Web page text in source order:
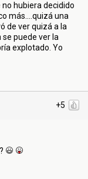
no hubiera decidido
más....quizá una
de ver quizá a la
puede ver la
explotado. Yo
+5